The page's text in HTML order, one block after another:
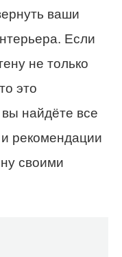
ваши
Если
не только
это
найдёте все
рекомендации
своими